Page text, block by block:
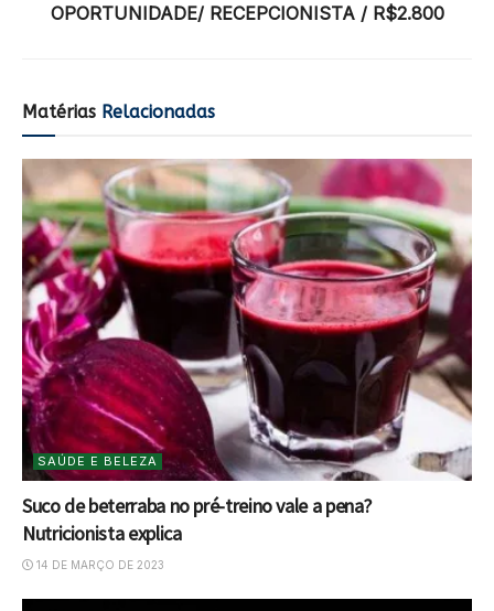
OPORTUNIDADE/ RECEPCIONISTA / R$2.800
Matérias Relacionadas
SAÚDE E BELEZA
Suco de beterraba no pré-treino vale a pena?
Nutricionista explica
14 DE MARÇO DE 2023